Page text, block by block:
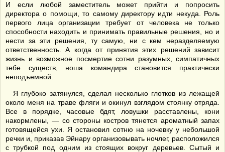
И если любой заместитель может прийти и попросить
директора о помощи, то самому директору идти некуда. Роль
первого лица организации требует от человека не только
способности находить и принимать правильные решения, но и
нести за эти решения, ту самую, ни с кем неразделяемую
ответственность. А когда от принятия этих решений зависит
жизнь и возможное посмертие сотни разумных, симпатичных
тебе существ, ноша командира становится практически
неподъемной.
Я глубоко затянулся, сделал несколько глотков из лежащей
около меня на траве фляги и окинул взглядом стоянку отряда.
Все в порядке, часовые бдят, ловушки расставлены, кони
накормлены, — со стороны костров тянется ароматный запах
готовящейся ухи. Я остановил сотню на ночевку у небольшой
речки и, приказав Эйнару организовывать ночлег, расположился
с трубкой под одним из стоящих вокруг деревьев. Сытый и